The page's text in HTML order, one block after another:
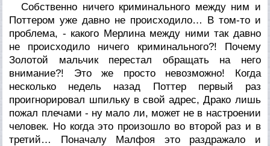
Собственно ничего криминального между ним и
Поттером уже давно не происходило… В том-то и
проблема, - какого Мерлина между ними так давно
не происходило ничего криминального?! Почему
Золотой мальчик перестал обращать на него
внимание?! Это же просто невозможно! Когда
несколько недель назад Поттер первый раз
проигнорировал шпильку в свой адрес, Драко лишь
пожал плечами - ну мало ли, может не в настроении
человек. Но когда это произошло во второй раз и в
третий… Поначалу Малфоя это раздражало и